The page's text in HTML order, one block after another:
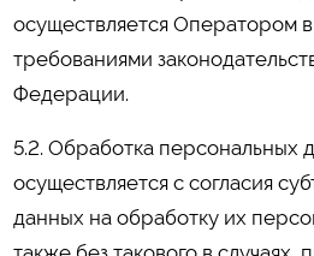
осуществляется Оператором
требованиями
Федерации.
5.2. Обработка персональных
осуществляется с согласия
данных на обработку их